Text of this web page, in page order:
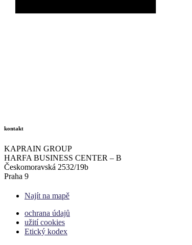
kontakt
KAPRAIN GROUP
HARFA BUSINESS CENTER – B
Českomoravská 2532/19b
Praha 9
Najít na mapě
ochrana údajů
užití cookies
Etický kodex